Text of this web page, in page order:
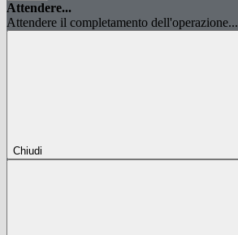
Attendere...
Attendere il completamento dell'operazione...
Chiudi